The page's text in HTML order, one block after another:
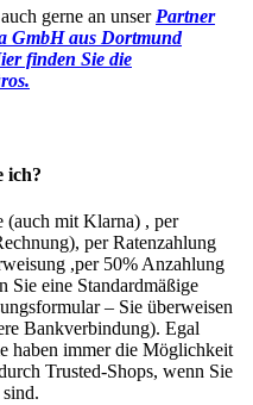
gerne an unser Partner
GmbH aus Dortmund
finden Sie die
ich?
(auch mit Klarna) , per
per Ratenzahlung
,per 50% Anzahlung
Sie eine Standardmäßige
– Sie überweisen
Bankverbindung). Egal
haben immer die Möglichkeit
Trusted-Shops, wenn Sie